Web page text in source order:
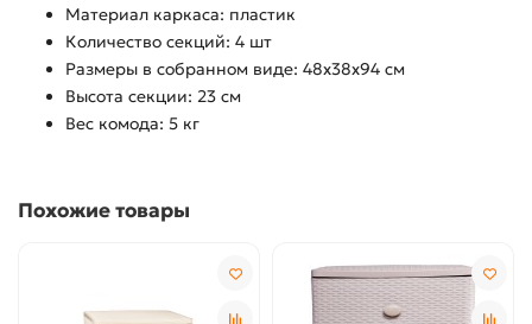
Материал каркаса: пластик
Количество секций: 4 шт
Размеры в собранном виде: 48х38х94 см
Высота секции: 23 см
Вес комода: 5 кг
Похожие товары